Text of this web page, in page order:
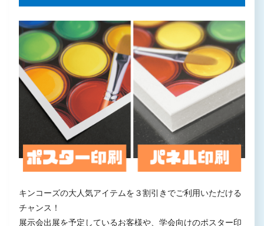
キンコーズの大人気アイテムを３割引きでご利用いただける
チャンス！
展示会出展を予定しているお客様や、学会向けのポスター印